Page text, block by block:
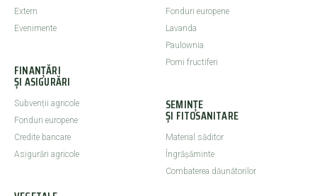
Extern
Evenimente
FINANȚĂRI
ȘI ASIGURĂRI
Subvenții agricole
Fonduri europene
Credite bancare
Asigurări agricole
Fonduri europene
Lavanda
Paulownia
Pomi fructiferi
SEMINȚE
ȘI FITOSANITARE
Material săditor
Îngrășăminte
Combaterea dăunătorilor